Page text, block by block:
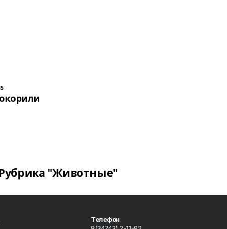
Рубрика "Животные"
Телефон